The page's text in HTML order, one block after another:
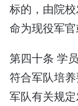
标的，由院
命为现役军官
第四十条 学
符合军队培
军队有关规